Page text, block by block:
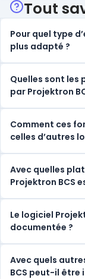
Tout
Pour quel type
plus adapté ?
Quelles sont
par Projektron
Comment ces
celles d’autres
Avec quelles
Projektron BCS
Le logiciel
documentée ?
Avec quels
BCS peut-il être